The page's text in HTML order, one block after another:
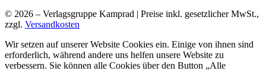
© 2026 – Verlagsgruppe Kamprad | Preise inkl. gesetzlicher MwSt.,
zzgl. Versandkosten
Wir setzen auf unserer Website Cookies ein. Einige von ihnen sind
erforderlich, während andere uns helfen unsere Website zu
verbessern. Sie können alle Cookies über den Button „Alle